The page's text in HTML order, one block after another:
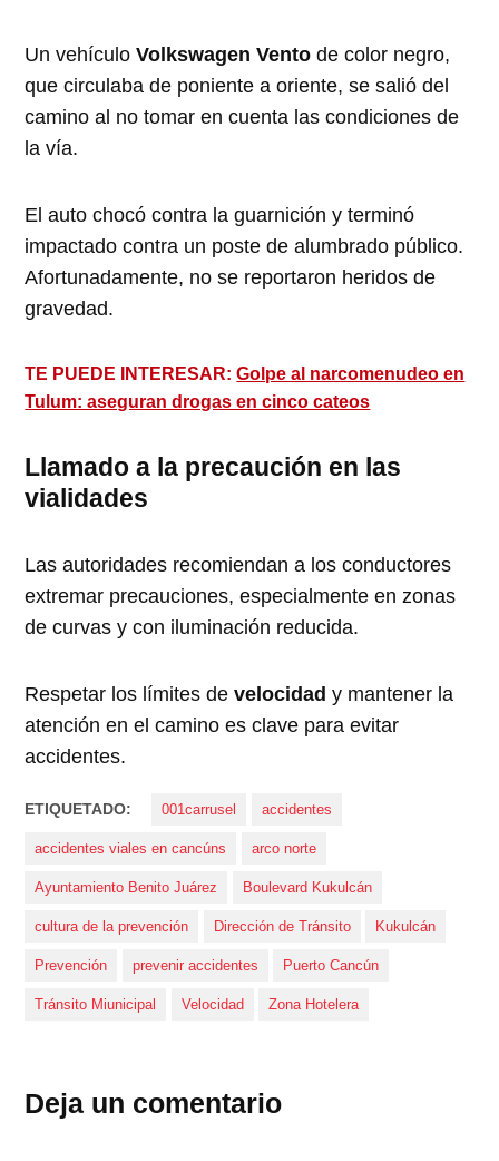
Un vehículoVolkswagen Vento de color negro,
que circulaba de poniente a oriente, se salió del
camino al no tomar en cuenta las condiciones de
la vía.
El auto chocó contra la guarnición y terminó
impactado contra un poste de alumbrado público.
Afortunadamente, no se reportaron heridos de
gravedad.
TE PUEDE INTERESAR:Golpe al narcomenudeo en
Tulum: aseguran drogas en cinco cateos
Llamado a la precaución en las
vialidades
Las autoridades recomiendan a los conductores
extremar precauciones, especialmente en zonas
de curvas y con iluminación reducida.
Respetar los límites de velocidady mantener la
atención en el camino es clave para evitar
accidentes.
ETIQUETADO: 001carrusel accidentes
accidentes viales en cancúns arco norte
Ayuntamiento Benito Juárez Boulevard Kukulcán
cultura de la prevención Dirección de Tránsito Kukulcán
Prevención prevenir accidentes Puerto Cancún
Tránsito Miunicipal Velocidad Zona Hotelera
Deja un comentario